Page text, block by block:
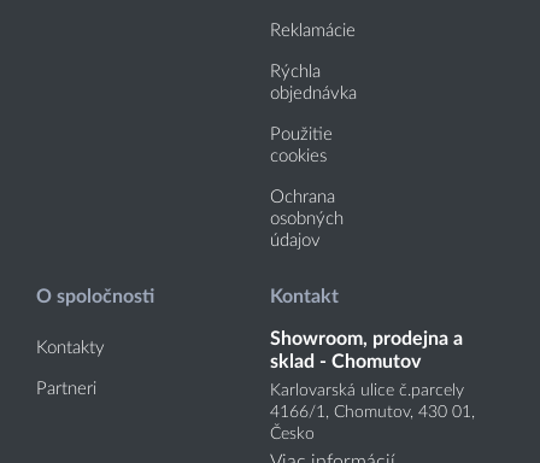
Reklamácie
Rýchla
objednávka
Použitie
cookies
Ochrana
osobných
údajov
O spoločnosti
Kontakty
Partneri
Kontakt
Showroom, prodejna a
sklad - Chomutov
Karlovarská ulice č.parcely
4166/1, Chomutov, 430 01,
Česko